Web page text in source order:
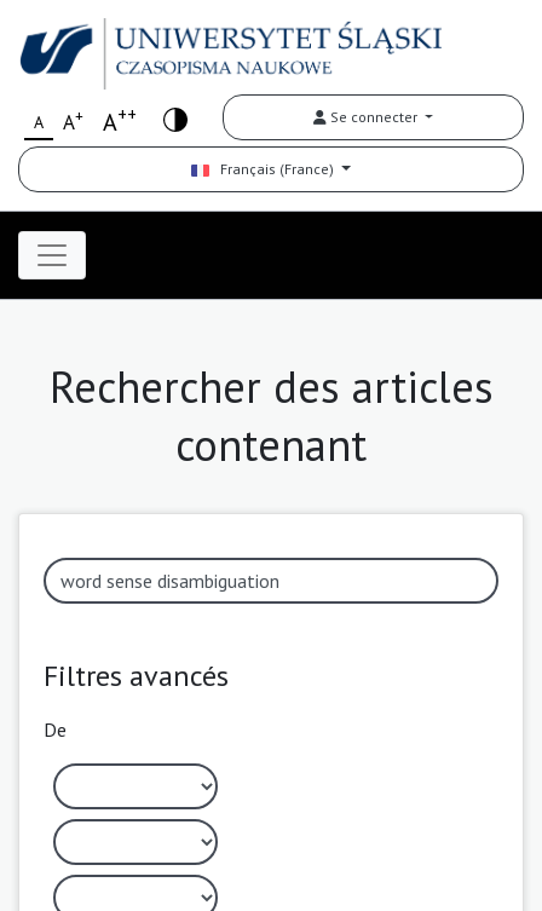
A A+ A++ Se connecter
Français (France)
Rechercher des articles
contenant
Filtres avancés
De